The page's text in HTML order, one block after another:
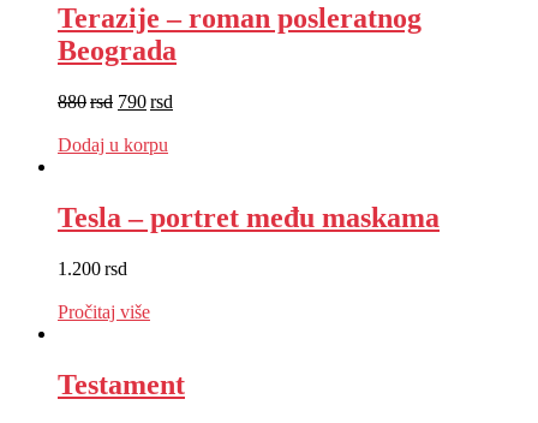
Terazije – roman posleratnog
Beograda
880rsd 790rsd
Dodaj u korpu
Tesla – portret među maskama
1.200rsd
Pročitaj više
Testament